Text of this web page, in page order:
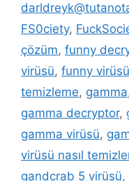
FS0ciety,
çözüm, funny
virüsü, funny
temizleme, gamma
gamma decryptor,
gamma virüsü,
virüsü nasıl
gandcrab 5 virüsü,